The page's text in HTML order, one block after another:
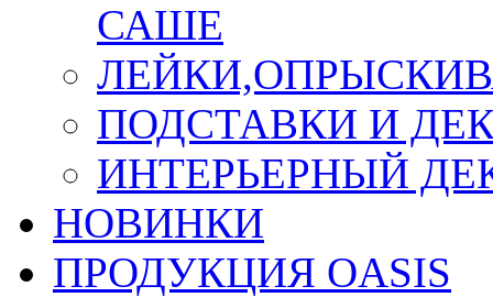
САШЕ
ПОДСТАВКИ И
ИНТЕРЬЕРНЫЙ
НОВИНКИ
ПРОДУКЦИЯ OASIS